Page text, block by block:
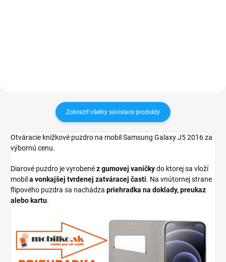
Zobraziť všetky súvisiace produkty
Otváracie knižkové puzdro na mobil Samsung Galaxy J5 2016 za
výbornú cenu.
Diarové puzdro je vyrobenéz gumovej vaničkydo ktorej sa vloží
mobil a vonkajšej tvrdenej zatváracej časti. Na vnútornej strane
flipového puzdra sa nachádza priehradka na doklady, preukaz
alebo kartu.